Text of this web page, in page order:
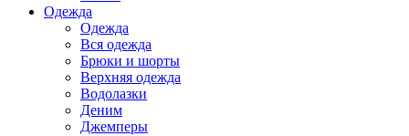
Одежда
Одежда
Вся одежда
Брюки и шорты
Верхняя одежда
Водолазки
Деним
Джемперы